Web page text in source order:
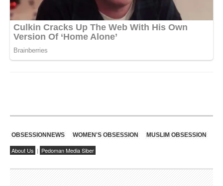
OBSESSIONNEWS WOMEN'S OBSESSION MUSLIM OBSESSION
About Us | Pedoman Media Siber